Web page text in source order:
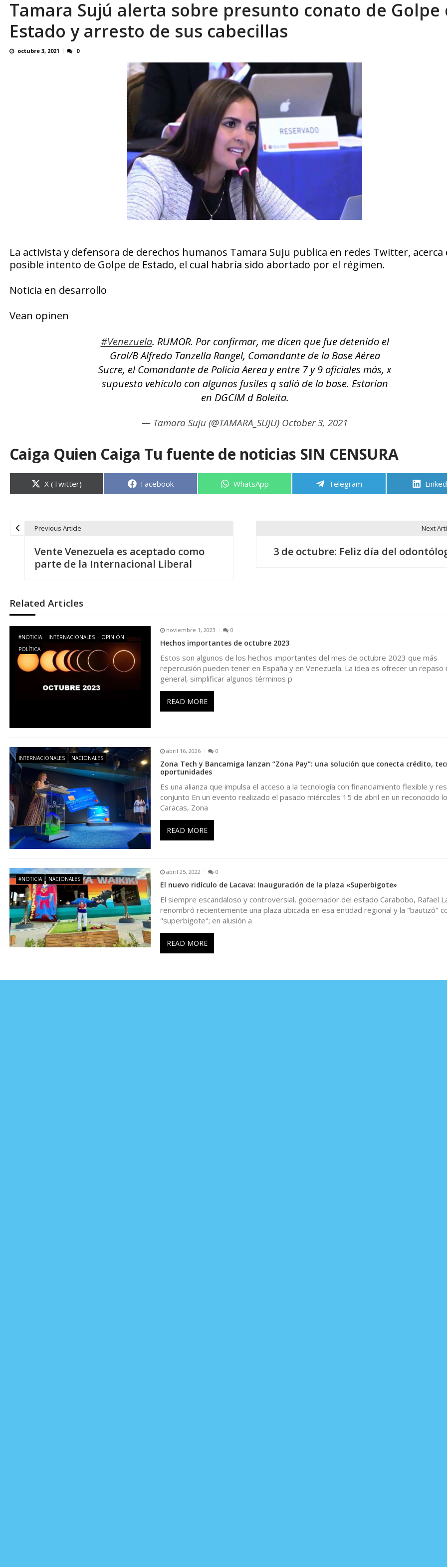
Familiares realizaron nueva vigilia en El Rodeo I por la libertad inmediata de l... AGOSTO 5, 2026
Tamara Sujú alerta sobre presunto conato de Golpe
Estado y arresto de sus cabecillas
octubre 3, 2021 0
La activista y defensora de derechos humanos Tamara Suju publica en redes Twitter, acerca
posible intento de Golpe de Estado, el cual habría sido abortado por el régimen.
Noticia en desarrollo
Vean opinen
#Venezuela. RUMOR. Por confirmar, me dicen que fue detenido el
Gral/B Alfredo Tanzella Rangel, Comandante de la Base Aérea
Sucre, el Comandante de Policia Aerea y entre 7 y 9 oficiales más, x
supuesto vehículo con algunos fusiles q salió de la base. Estarían
en DGCIM d Boleita.
— Tamara Suju (@TAMARA_SUJU) October 3, 2021
Caiga Quien Caiga Tu fuente de noticias SIN CENSURA
Compartir
en
X (Twitter) Compartir
Facebook Compartir
WhatsApp Compartir
Telegram
e
g
a
n
d
e
e
n
t
r
a
Previous Article
Vente Venezuela es aceptado como
parte de la Internacional Liberal
Next
3 de octubre: Feliz día del
Related Articles
#NOTICIA INTERNACIONALES
OPINIÓN
POLÍTICA
noviembre 1, 2023 0
Hechos importantes de octubre 2023
Estos son algunos de los hechos importantes del mes de octubre 2023 que más
repercusión pueden tener en España y en Venezuela. La idea es ofrecer un repaso
general, simplificar algunos términos p
READ MORE
INTERNACIONALES NACIONALES
abril 16, 2026 0
Zona Tech y Bancamiga lanzan “Zona Pay”: una solución que conecta crédito,
oportunidades
Es una alianza que impulsa el acceso a la tecnología con financiamiento flexible y
conjunto En un evento realizado el pasado miércoles 15 de abril en un reconocido
Caracas, Zona
READ MORE
#NOTICIA NACIONALES
abril 25, 2022 0
El nuevo ridículo de Lacava: Inauguración de la plaza «Superbigote»
El siempre escandaloso y controversial, gobernador del estado Carabobo, Rafael
renombró recientemente una plaza ubicada en esa entidad regional y la "bautizó"
"superbigote"; en alusión a
READ MORE